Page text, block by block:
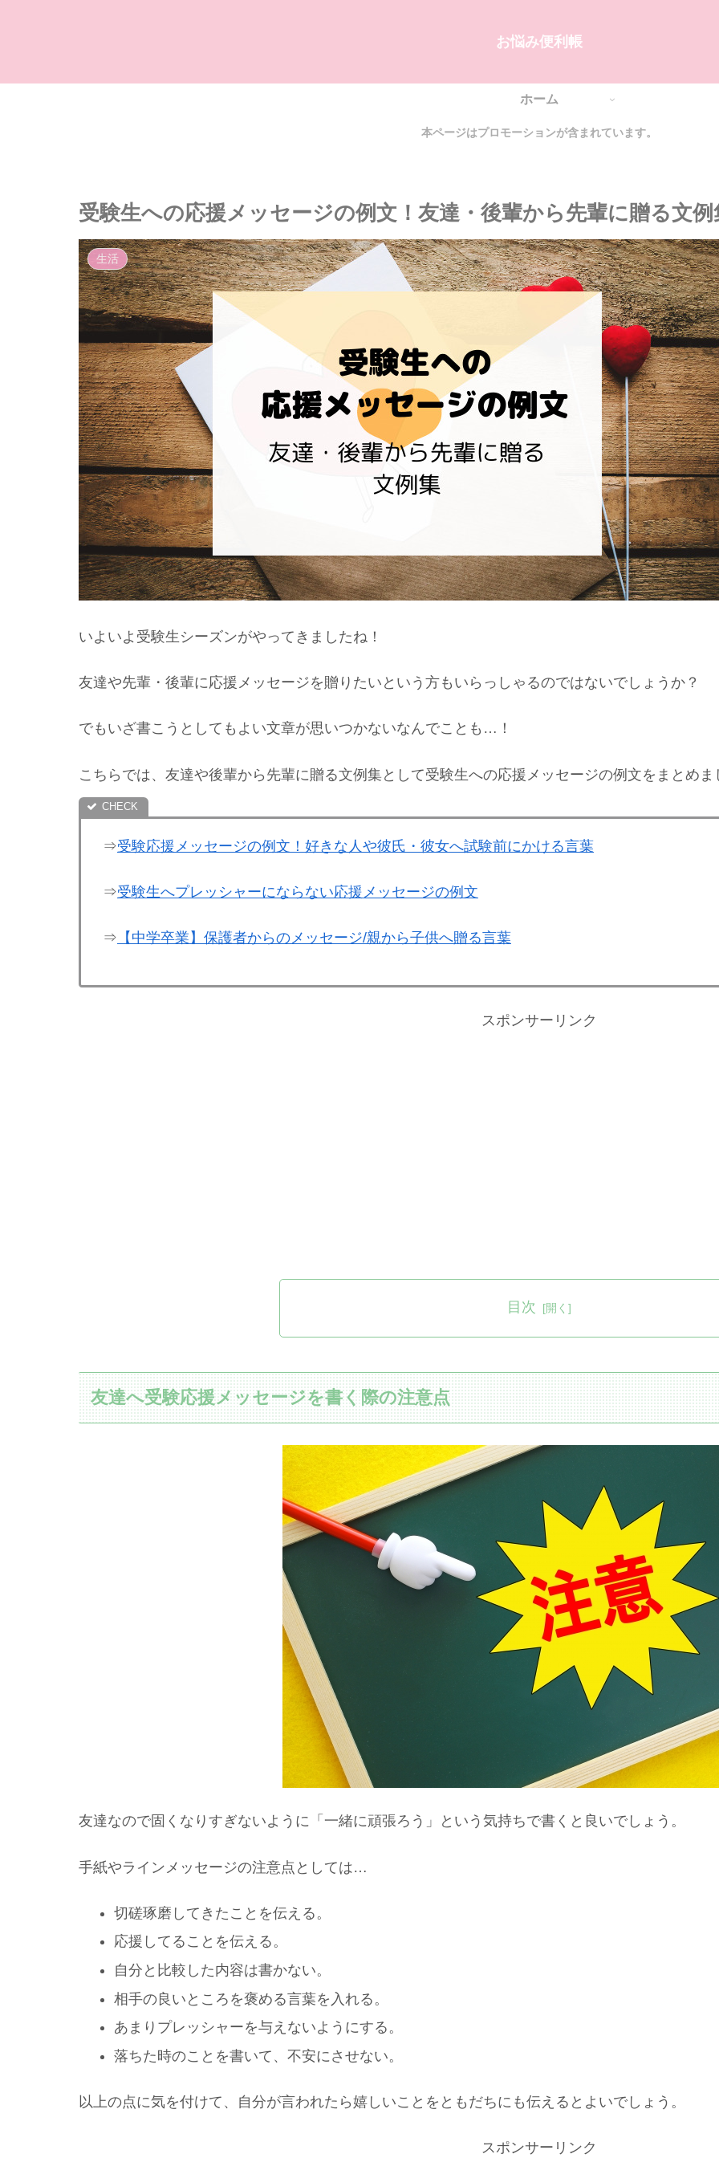
お悩み便利帳
ホーム
本ページはプロモーションが含まれています。
受験生への応援メッセージの例文！友達・後輩から先輩に贈る文例
生活
いよいよ受験生シーズンがやってきましたね！
友達や先輩・後輩に応援メッセージを贈りたいという方もいらっしゃるのではないでしょうか？
でもいざ書こうとしてもよい文章が思いつかないなんでことも…！
こちらでは、友達や後輩から先輩に贈る文例集として受験生への応援メッセージの例文をまとめま
⇒受験応援メッセージの例文！好きな人や彼氏・彼女へ試験前にかける言葉
⇒受験生へプレッシャーにならない応援メッセージの例文
⇒ 【中学卒業】保護者からのメッセージ/親から子供へ贈る言葉
スポンサーリンク
目次
友達へ受験応援メッセージを書く際の注意点
友達なので固くなりすぎないように「一緒に頑張ろう」という気持ちで書くと良いでしょう。
手紙やラインメッセージの注意点としては…
切磋琢磨してきたことを伝える。
応援してることを伝える。
自分と比較した内容は書かない。
相手の良いところを褒める言葉を入れる。
あまりプレッシャーを与えないようにする。
落ちた時のことを書いて、不安にさせない。
以上の点に気を付けて、自分が言われたら嬉しいことをともだちにも伝えるとよいでしょう。
スポンサーリンク